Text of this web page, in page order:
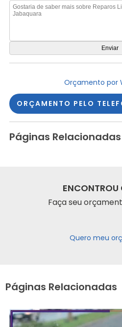
Orçamento por
ORÇAMENTO PELO
Páginas
ENCONTROU
Faça seu
Quero meu
Páginas Relacionadas